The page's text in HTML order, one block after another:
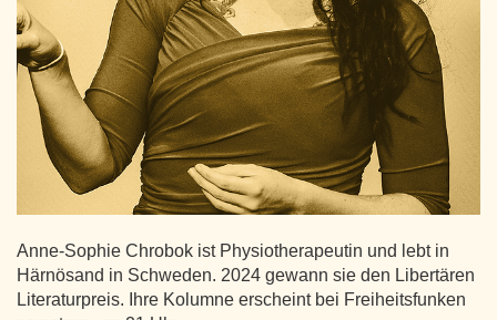
Anne-Sophie Chrobok ist Physiotherapeutin und lebt in
Härnösand in Schweden. 2024 gewann sie den Libertären
Literaturpreis. Ihre Kolumne erscheint bei Freiheitsfunken